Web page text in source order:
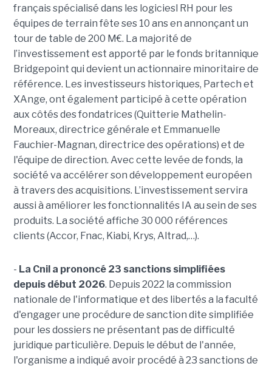
français spécialisé dans les logiciesl RH pour les
équipes de terrain fête ses 10 ans en annonçant un
tour de table de 200 M€. La majorité de
l’investissement est apporté par le fonds britannique
Bridgepoint qui devient un actionnaire minoritaire de
référence. Les investisseurs historiques, Partech et
XAnge, ont également participé à cette opération
aux côtés des fondatrices (Quitterie Mathelin-
Moreaux, directrice générale et Emmanuelle
Fauchier-Magnan, directrice des opérations) et de
l'équipe de direction. Avec cette levée de fonds, la
société va accélérer son développement européen
à travers des acquisitions. L’investissement servira
aussi à améliorer les fonctionnalités IA au sein de ses
produits. La société affiche 30 000 références
clients (Accor, Fnac, Kiabi, Krys, Altrad,…).
- La Cnil a prononcé 23 sanctions simplifiées
depuis début 2026. Depuis 2022 la commission
nationale de l'informatique et des libertés a la faculté
d'engager une procédure de sanction dite simplifiée
pour les dossiers ne présentant pas de difficulté
juridique particulière. Depuis le début de l'année,
l'organisme a indiqué avoir procédé à 23 sanctions de